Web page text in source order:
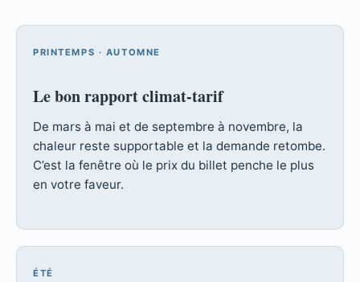
PRINTEMPS · AUTOMNE
Le bon rapport climat-tarif
De mars à mai et de septembre à novembre, la
chaleur reste supportable et la demande retombe.
C’est la fenêtre où le prix du billet penche le plus
en votre faveur.
ÉTÉ